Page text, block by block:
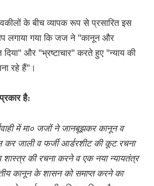
के बीच व्यापक रूप से प्रसारित इस
लगाया गया कि जज ने "कानून और
और "भ्रष्टाचार" करते हुए "न्याय की
रहे हैं"।
है:
में मा० जजों ने जानबूझकर कानून व
जाली व फर्जी आर्डरशीट की कूट रचना
शास्त्र की रचना करने व एक नया न्यायतंत्र
कानून के शासन को समाप्त करने का